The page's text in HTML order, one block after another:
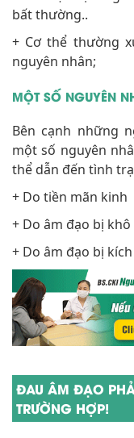
bất thường..
+ Cơ thể thường
nguyên nhân;
MỘT SỐ NGUYÊN
Bên cạnh những
một số nguyên
thể dẫn đến tình
+ Do tiền mãn kinh
+ Do âm đạo bị khô
+ Do âm đạo bị
ĐAU ÂM ĐẠO
TRƯỜNG HỢP!